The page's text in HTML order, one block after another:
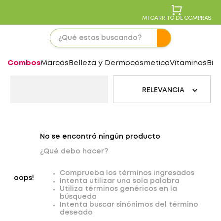
MI CARRITO DE COMPRAS
CombosMarcas Belleza y DermocosmeticaVitaminas
RELEVANCIA
oops!
No se encontró ningún producto
¿Qué debo hacer?
Comprueba los términos ingresados
Intenta utilizar una sola palabra
Utiliza términos genéricos en la
búsqueda
Intenta buscar sinónimos del término
deseado